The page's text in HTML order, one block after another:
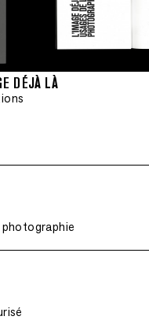
DÉJÀ LÀ